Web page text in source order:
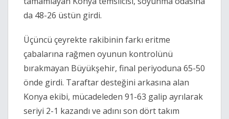
da 48-26 üstün girdi.
Üçüncü çeyrekte rakibinin farkı eritme
çabalarına rağmen oyunun kontrolünü
bırakmayan Büyükşehir, final periyoduna 65-50
önde girdi. Taraftar desteğini arkasına alan
Konya ekibi, mücadeleden 91-63 galip ayrılarak
seriyi 2-1 kazandı ve adını son dört takım